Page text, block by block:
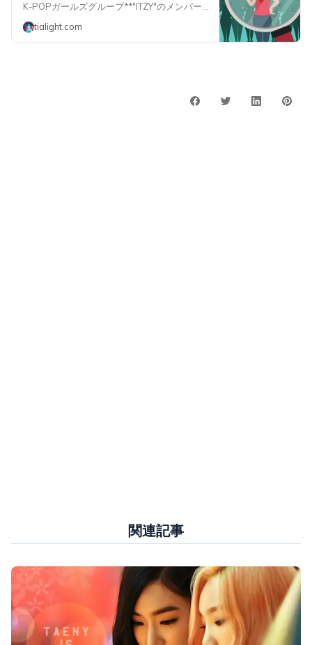
K-POPガールズグループ**"ITZY"のメンバーであるリュジンが、Googleストリートビューに写っている**のが発見されたみたいです。 話題となっているストリートビューの画像↓ > ![]( > > ![]( **...
tialight.com
関連記事